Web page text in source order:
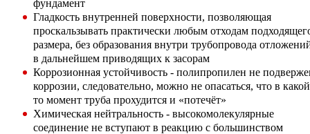
фундамент
Гладкость внутренней поверхности, позволяющая
проскальзывать практически любым отходам
размера, без образования внутри трубопровода
в дальнейшем приводящих к засорам
Коррозионная устойчивость - полипропилен не
коррозии, следовательно, можно не опасаться, что в
то момент труба прохудится и «потечёт»
Химическая нейтральность - высокомолекулярные
соединение не вступают в реакцию с большинством